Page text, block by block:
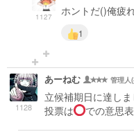
1127 ホントだ()俺疲
1
1128
あーねむ 管理人
立候補期日に達し
投票は
での意思